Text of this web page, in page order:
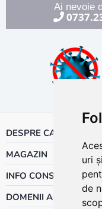
uri
de
Ai nevoie
DESPRE CALOR
MAGAZIN
INFO CONSUMATOR
DOMENII ACTIVITATE